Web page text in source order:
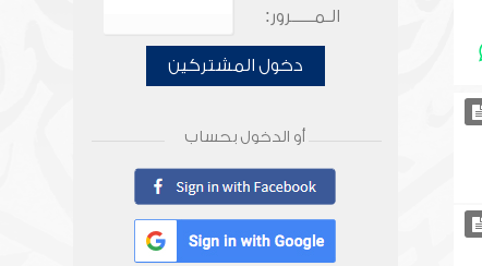
الـمـــــرور:
دخول المشتركين
أو الدخول بحساب